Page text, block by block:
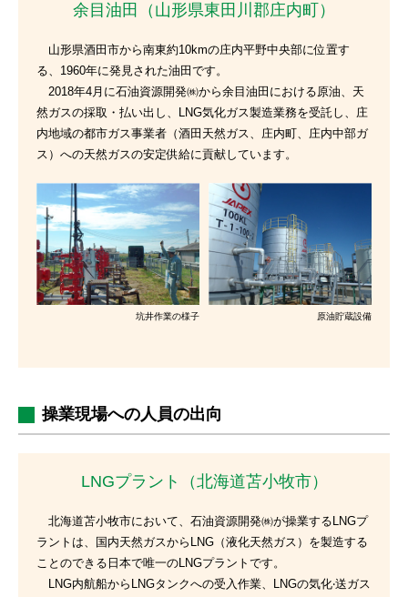
余目油田（山形県東田川郡庄内町）
山形県酒田市から南東約10kmの庄内平野中央部に位置す
る、1960年に発見された油田です。
2018年4月に石油資源開発㈱から余目油田における原油、天
然ガスの採取・払い出し、LNG気化ガス製造業務を受託し、庄
内地域の都市ガス事業者（酒田天然ガス、庄内町、庄内中部ガ
ス）への天然ガスの安定供給に貢献しています。
坑井作業の様子 原油貯蔵設備
操業現場への人員の出向
LNGプラント（北海道苫小牧市）
北海道苫⼩牧市において、⽯油資源開発㈱が操業するLNGプ
ラントは、国内天然ガスからLNG（液化天然ガス）を製造する
ことのできる日本で唯一のLNGプラントです。
LNG内航船からLNGタンクへの受⼊作業、LNGの気化‧送ガス